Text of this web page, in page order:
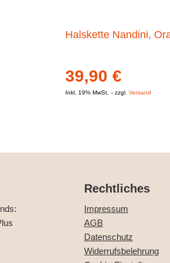
Halskette Nandini,
39,90€
Inkl. 19% MwSt. zzgl.Versand
Rechtliches
Impressum
AGB
Datenschutz
Widerrufsbelehrung